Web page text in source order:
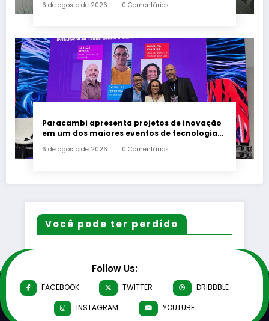
6 de agosto de 2026 0 Comentários
Paracambi apresenta projetos de inovação
em um dos maiores eventos de tecnologia
6 de agosto de 2026 0 Comentários
Você pode ter perdido
Follow Us:
FACEBOOK TWITTER
DRIBBBLE
INSTAGRAM
YOUTUBE